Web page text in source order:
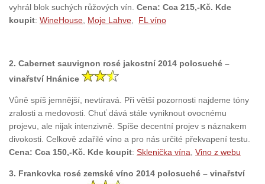
vyhrál blok suchých růžových vín. Cena: Cca 215,-Kč. Kde
koupit: WineHouse, Moje Lahve, FL víno
2. Cabernet sauvignon rosé jakostní 2014 polosuché –
vinařství Hnánice
Vůně spíš jemnější, nevtíravá. Při větší pozornosti najdeme tóny
zralosti a medovosti. Chuť dává stále vyniknout ovocnému
projevu, ale nijak intenzivně. Spíše decentní projev s náznakem
divokosti. Celkově zdařilé víno a pro nás určité překvapení testu.
Cena: Cca 150,-Kč. Kde koupit: Sklenička vína Vino z webu
3. Frankovka rosé zemské víno 2014 polosuché – vinařství